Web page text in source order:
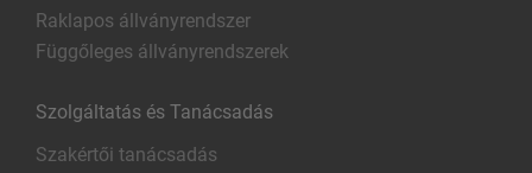
Raklapos állványrendszer
Függőleges állványrendszerek
Szolgáltatás és Tanácsadás
Szakértői tanácsadás